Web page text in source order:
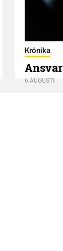
Krönika
6 AUGUSTI